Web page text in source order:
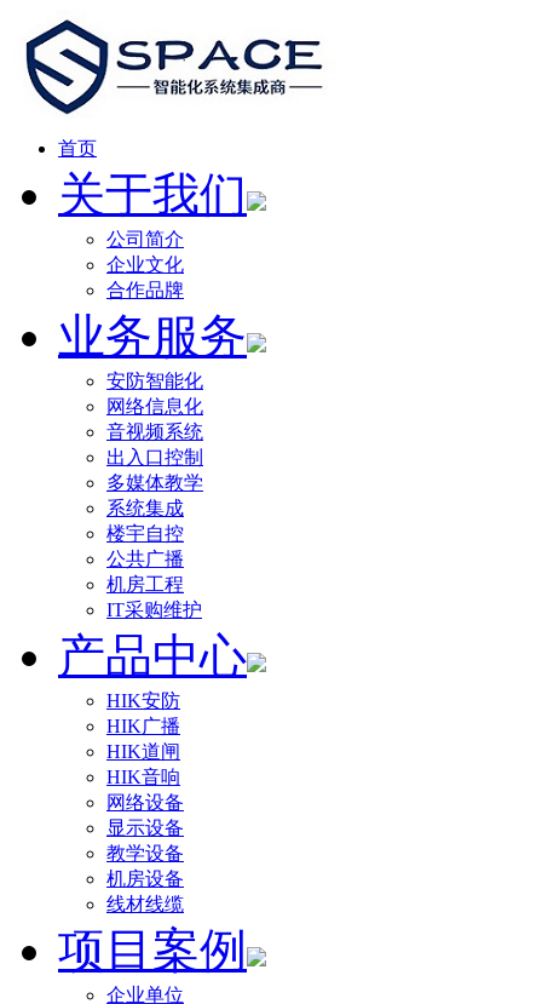
首页
关于我们
公司简介
企业文化
合作品牌
业务服务
安防智能化
网络信息化
音视频系统
出入口控制
多媒体教学
系统集成
楼宇自控
公共广播
机房工程
IT采购维护
产品中心
HIK安防
HIK广播
HIK道闸
HIK音响
网络设备
显示设备
教学设备
机房设备
线材线缆
项目案例
企业单位